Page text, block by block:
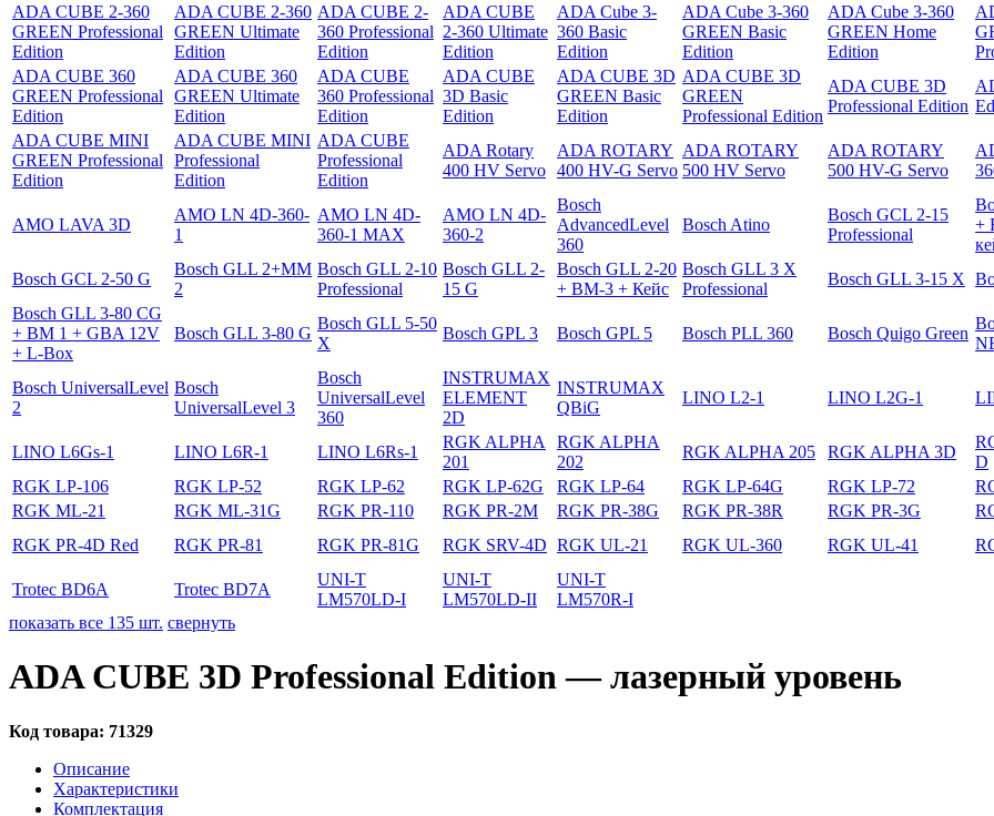
ADA CUBE 2-360
GREEN Professional
Edition
ADA CUBE 2-360
GREEN Ultimate
Edition
ADA CUBE 2-
360 Professional
Edition
ADA CUBE
2-360 Ultimate
Edition
ADA Cube 3-
360 Basic
Edition
ADA Cube 3-360
GREEN Basic
Edition
ADA Cube 3-360
GREEN Home
Еdition
ADA CUBE 360
GREEN Professional
Edition
ADA CUBE 360
GREEN Ultimate
Edition
ADA CUBE
360 Professional
Edition
ADA CUBE
3D Basic
Edition
ADA CUBE 3D
GREEN Basic
Edition
ADA CUBE 3D
GREEN
Professional Edition
ADA CUBE 3D
Professional Edition
ADA CUBE MINI
GREEN Professional
Edition
ADA CUBE MINI
Professional
Edition
ADA CUBE
Professional
Edition
ADA Rotary
400 HV Servo
ADA ROTARY
400 HV-G Servo
ADA ROTARY
500 HV Servo
ADA ROTARY
500 HV-G Servo
AMO LAVA 3D
AMO LN 4D-360-
1
AMO LN 4D-
360-1 MAX
AMO LN 4D-
360-2
Bosch
AdvancedLevel
360
Bosch Atino
Bosch GCL 2-15
Professional
+
Bosch GCL 2-50 G
Bosch GLL 2+MM
2
Bosch GLL 2-10
Professional
Bosch GLL 2-
15 G
Bosch GLL 2-20
+ BM-3 + Кейс
Bosch GLL 3 X
Professional
Bosch GLL 3-15 X
Bosch GLL 3-80 CG
+ BM 1 + GBA 12V
+ L-Box
Bosch GLL 3-80 G
Bosch GLL 5-50
X
Bosch GPL 3 Bosch GPL 5 Bosch PLL 360 Bosch Quigo Green
Bosch UniversalLevel
2
Bosch
UniversalLevel 3
Bosch
UniversalLevel
360
INSTRUMAX
ELEMENT
2D
INSTRUMAX
QBiG
LINO L2-1 LINO L2G-1
LINO L6Gs-1 LINO L6R-1 LINO L6Rs-1
RGK ALPHA
201
RGK ALPHA
202
RGK ALPHA 205 RGK ALPHA 3D
D
RGK LP-106
RGK LP-52 RGK LP-62 RGK LP-62G RGK LP-64 RGK LP-64G RGK LP-72
RGK ML-21
RGK ML-31G RGK PR-110 RGK PR-2M RGK PR-38G RGK PR-38R RGK PR-3G
RGK PR-4D Red
RGK PR-81 RGK PR-81G RGK SRV-4D RGK UL-21 RGK UL-360 RGK UL-41
Trotec BD6A Trotec BD7A
UNI-T
LM570LD-I
UNI-T
LM570LD-II
UNI-T
LM570R-I
показать все 135 шт. свернуть
ADA CUBE 3D Professional Edition — лазерный уровень
Код товара: 71329
Описание
Характеристики
Комплектация